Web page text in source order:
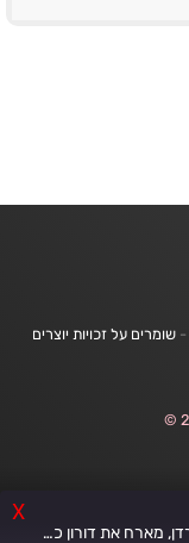
X
מגרש מסכם -ספיישל כדוריד עם תמיר ירדן, מארח את דורון כזום , פרק 2
- שומרים על זכויות יוצרים